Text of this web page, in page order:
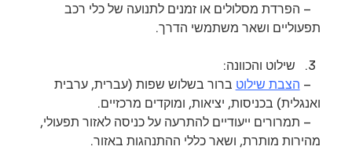
   – הפרדת מסלולים או זמנים לתנועה של כלי רכב
תפעוליים ושאר משתמשי הדרך.
שילוט והכוונה:
הצבת שילוט ברור בשלוש שפות (עברית, ערבית
ואנגלית) בכניסות, יציאות, ומוקדים מרכזיים.
   – תמרורים ייעודיים להתרעה על כניסה לאזור תפעולי,
מהירות מותרת, ושאר כללי ההתנהגות באזור.